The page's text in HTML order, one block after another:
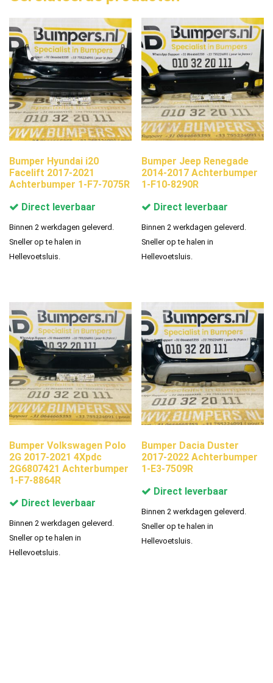
Bumper Hyundai i20
Facelift 2017-2021
Achterbumper 1-F7-7075R
Direct leverbaar
Binnen 2 werkdagen geleverd.
Sneller op te halen in
Hellevoetsluis.
Bumper Jeep Renegade
2014-2017 Achterbumper
1-F10-8290R
Direct leverbaar
Binnen 2 werkdagen geleverd.
Sneller op te halen in
Hellevoetsluis.
Bumper Volkswagen Polo
2G 2017-2021 4Xpdc
2G6807421 Achterbumper
1-F7-8864R
Direct leverbaar
Binnen 2 werkdagen geleverd.
Sneller op te halen in
Hellevoetsluis.
Bumper Dacia Duster
2017-2022 Achterbumper
1-E3-7509R
Direct leverbaar
Binnen 2 werkdagen geleverd.
Sneller op te halen in
Hellevoetsluis.